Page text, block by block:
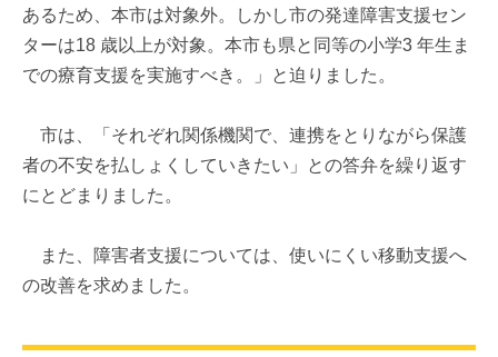
あるため、本市は対象外。しかし市の発達障害支援セン
ターは18 歳以上が対象。本市も県と同等の小学3 年生ま
での療育支援を実施すべき。」と迫りました。
市は、「それぞれ関係機関で、連携をとりながら保護
者の不安を払しょくしていきたい」との答弁を繰り返す
にとどまりました。
また、障害者支援については、使いにくい移動支援へ
の改善を求めました。